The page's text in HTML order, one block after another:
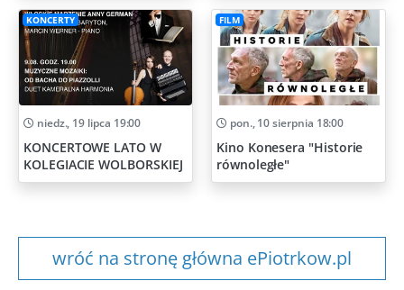
KONCERTY
niedz., 19 lipca 19:00
KONCERTOWE LATO W
KOLEGIACIE WOLBORSKIEJ
FILM
pon., 10 sierpnia 18:00
Kino Konesera "Historie
równoległe"
wróć na stronę główna ePiotrkow.pl